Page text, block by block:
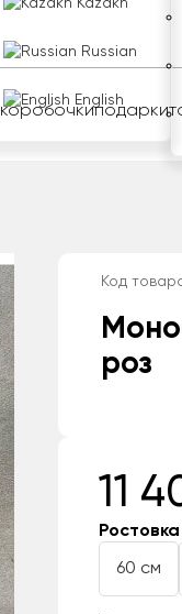
Kazakh
Russian
English
коробочкиподарки
Код
роз
11
Ростовка
60 см